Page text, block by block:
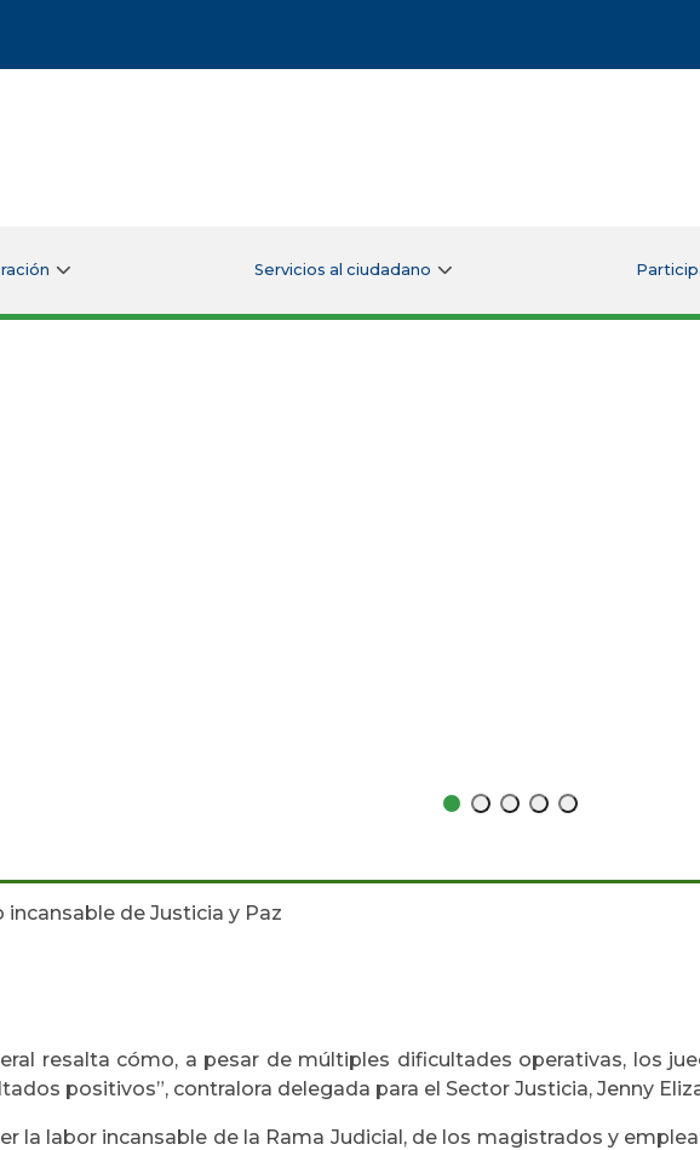
Servicios al ciudadano
de Justicia y Paz
resalta cómo, a pesar de múltiples dificultades operativas, los
positivos”, contralora delegada para el Sector Justicia, Jenny
la labor incansable de la Rama Judicial, de los magistrados y